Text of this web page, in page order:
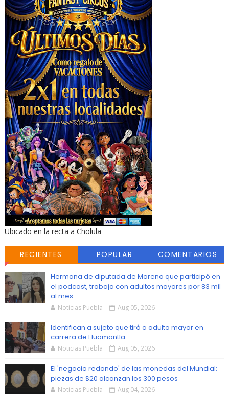
Ubicado en la recta a Cholula
RECIENTES POPULAR COMENTARIOS
Hermana de diputada de Morena que participó en
el podcast, trabaja con adultos mayores por 83 mil
al mes
Noticias Puebla Aug 05, 2026
Identifican a sujeto que tiró a adulto mayor en
carrera de Huamantla
Noticias Puebla Aug 05, 2026
El 'negocio redondo' de las monedas del Mundial:
piezas de $20 alcanzan los 300 pesos
Noticias Puebla Aug 04, 2026